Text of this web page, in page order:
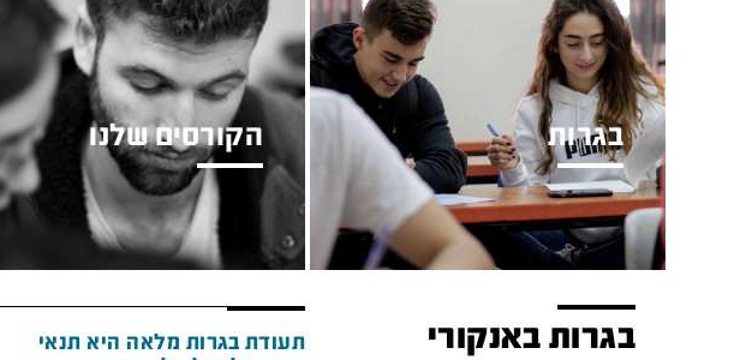
בגרות הקורסים שלנו
בגרות באנקורי
תעודת בגרות מלאה היא תנאי